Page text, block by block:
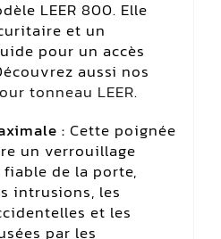
LEER 800. Elle
et un
pour un accès
aussi nos
tonneau LEER.
: Cette poignée
un verrouillage
de la porte,
intrusions, les
et les
par les